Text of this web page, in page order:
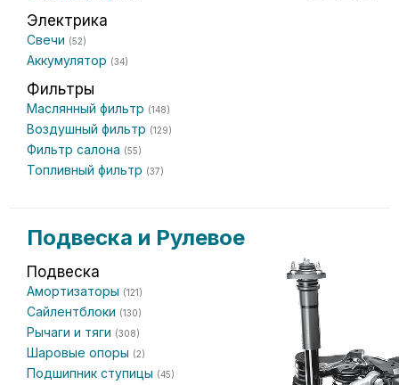
Электрика
Свечи (52)
Аккумулятор (34)
Фильтры
Маслянный фильтр (148)
Воздушный фильтр (129)
Фильтр салона (55)
Топливный фильтр (37)
Подвеска и Рулевое
Подвеска
Амортизаторы (121)
Сайлентблоки (130)
Рычаги и тяги (308)
Шаровые опоры (2)
Подшипник ступицы (45)